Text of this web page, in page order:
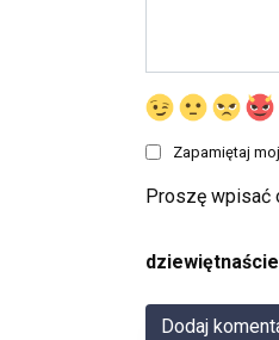
Zapamiętaj
Proszę wpisać